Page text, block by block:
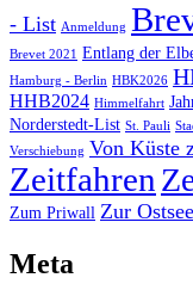
- List Anmeldung
Brevet 2021 Entlang der
Hamburg - Berlin HBK2026
HHB2024 Himmelfahrt
Norderstedt-List St. Pauli
Verschiebung Von Küste
Zeitfahren
Zum Priwall Zur Ostsee
Meta